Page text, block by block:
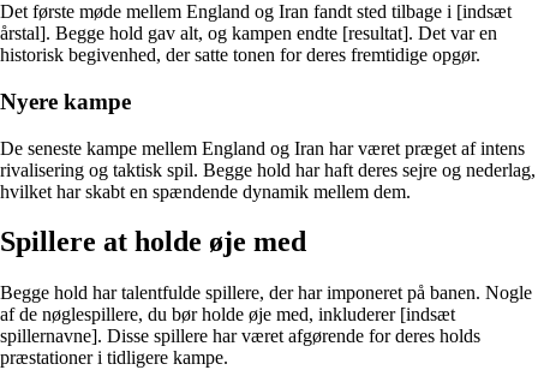
Det første møde mellem England og Iran fandt sted tilbage i [indsæt
årstal]. Begge hold gav alt, og kampen endte [resultat]. Det var en
historisk begivenhed, der satte tonen for deres fremtidige opgør.
Nyere kampe
De seneste kampe mellem England og Iran har været præget af intens
rivalisering og taktisk spil. Begge hold har haft deres sejre og nederlag,
hvilket har skabt en spændende dynamik mellem dem.
Spillere at holde øje med
Begge hold har talentfulde spillere, der har imponeret på banen. Nogle
af de nøglespillere, du bør holde øje med, inkluderer [indsæt
spillernavne]. Disse spillere har været afgørende for deres holds
præstationer i tidligere kampe.